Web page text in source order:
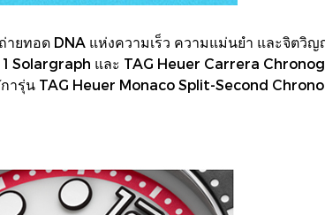
ยทอด DNA แห่งความเร็ว ความแม่นยำ และจิตวิ
Solargraph และ TAG Heuer Carrera
ารุ่น TAG Heuer Monaco Split-Second